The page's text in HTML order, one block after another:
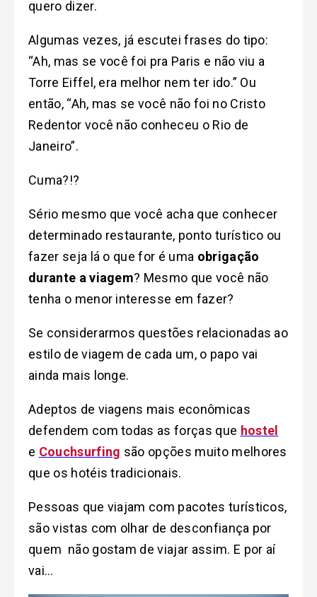
quero dizer.
Algumas vezes, já escutei frases do tipo:
“Ah, mas se você foi pra Paris e não viu a
Torre Eiffel, era melhor nem ter ido.” Ou
então, “Ah, mas se você não foi no Cristo
Redentor você não conheceu o Rio de
Janeiro”.
Cuma?!?
Sério mesmo que você acha que conhecer
determinado restaurante, ponto turístico ou
fazer seja lá o que for é uma obrigação
durante a viagem? Mesmo que você não
tenha o menor interesse em fazer?
Se considerarmos questões relacionadas ao
estilo de viagem de cada um, o papo vai
ainda mais longe.
Adeptos de viagens mais econômicas
defendem com todas as forças que hostel
e Couchsurfing são opções muito melhores
que os hotéis tradicionais.
Pessoas que viajam com pacotes turísticos,
são vistas com olhar de desconfiança por
quem não gostam de viajar assim. E por aí
vai…